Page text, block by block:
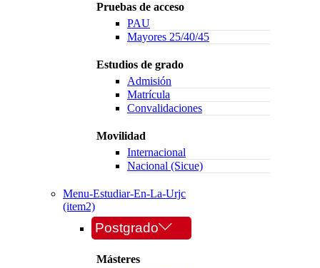
Pruebas de acceso
PAU
Mayores 25/40/45
Estudios de grado
Admisión
Matrícula
Convalidaciones
Movilidad
Internacional
Nacional (Sicue)
Menu-Estudiar-En-La-Urjc
(item2)
Postgrado
Másteres